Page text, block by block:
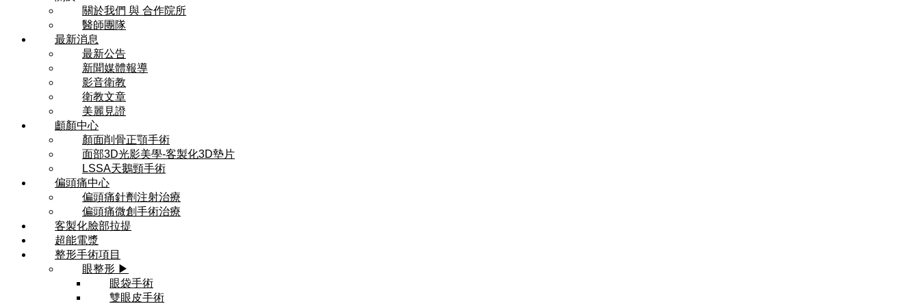
關於我們 與 合作院所
醫師團隊
最新消息
最新公告
新聞媒體報導
影音衛教
衛教文章
美麗見證
顱顏中心
顏面削骨正顎手術
面部3D光影美學-客製化3D墊片
LSSA天鵝頸手術
偏頭痛中心
偏頭痛針劑注射治療
偏頭痛微創手術治療
客製化臉部拉提
超能電漿
整形手術項目
眼整形 ▶
眼袋手術
雙眼皮手術